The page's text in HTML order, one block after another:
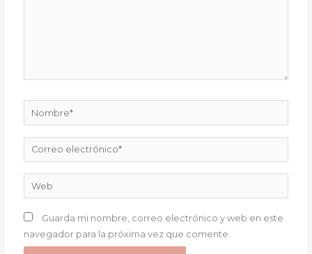
Nombre*
Correo
electrónico*
Web
Guarda mi nombre, correo electrónico y web en este
navegador para la próxima vez que comente.